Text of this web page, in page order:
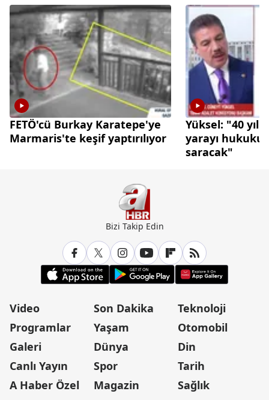
FETÖ'cü Burkay Karatepe'ye
Marmaris'te keşif yaptırılıyor
Yüksel: "40
yarayı
saracak"
Bizi Takip Edin
Video
Programlar
Galeri
Canlı Yayın
A Haber Özel
Son Dakika
Yaşam
Dünya
Spor
Magazin
Teknoloji
Otomobil
Din
Tarih
Sağlık